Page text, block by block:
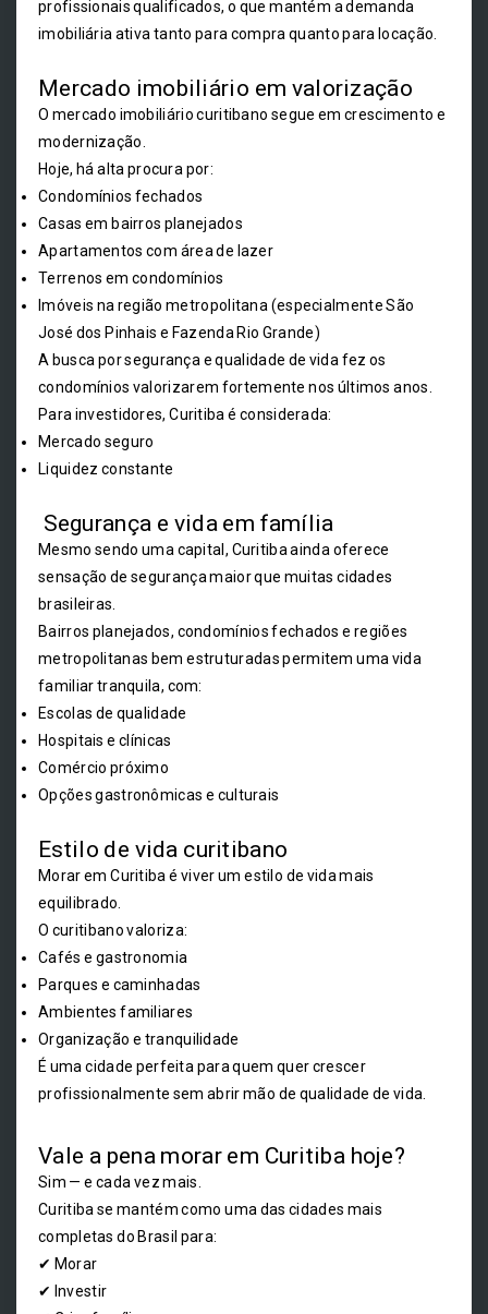
profissionais qualificados, o que mantém a demanda
imobiliária ativa tanto para compra quanto para locação.
Mercado imobiliário em valorização
O mercado imobiliário curitibano segue em crescimento e
modernização.
Hoje, há alta procura por:
Condomínios fechados
Casas em bairros planejados
Apartamentos com área de lazer
Terrenos em condomínios
Imóveis na região metropolitana (especialmente São
José dos Pinhais e Fazenda Rio Grande)
A busca por segurança e qualidade de vida fez os
condomínios valorizarem fortemente nos últimos anos.
Para investidores, Curitiba é considerada:
Mercado seguro
Liquidez constante
Segurança e vida em família
Mesmo sendo uma capital, Curitiba ainda oferece
sensação de segurança maior que muitas cidades
brasileiras.
Bairros planejados, condomínios fechados e regiões
metropolitanas bem estruturadas permitem uma vida
familiar tranquila, com:
Escolas de qualidade
Hospitais e clínicas
Comércio próximo
Opções gastronômicas e culturais
Estilo de vida curitibano
Morar em Curitiba é viver um estilo de vida mais
equilibrado.
O curitibano valoriza:
Cafés e gastronomia
Parques e caminhadas
Ambientes familiares
Organização e tranquilidade
É uma cidade perfeita para quem quer crescer
profissionalmente sem abrir mão de qualidade de vida.
Vale a pena morar em Curitiba hoje?
Sim — e cada vez mais.
Curitiba se mantém como uma das cidades mais
completas do Brasil para:
✔ Morar
✔ Investir